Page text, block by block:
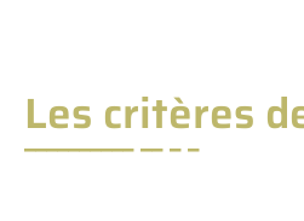
Les critères